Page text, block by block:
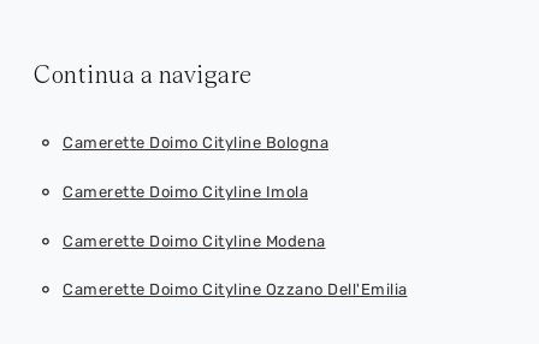
Continua a navigare
Camerette Doimo Cityline Bologna
Camerette Doimo Cityline Imola
Camerette Doimo Cityline Modena
Camerette Doimo Cityline Ozzano Dell'Emilia